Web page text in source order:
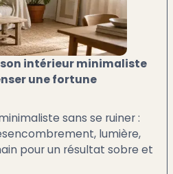
intérieur minimaliste
une fortune
sans se ruiner :
lumière,
pour un résultat sobre et